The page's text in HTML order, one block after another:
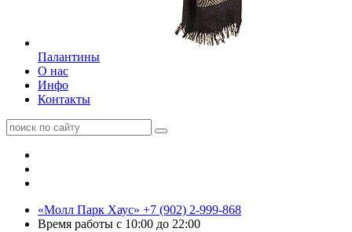
Палантины
О нас
Инфо
Контакты
«Молл Парк Хаус» +7 (902) 2-999-868
Время работы с 10:00 до 22:00